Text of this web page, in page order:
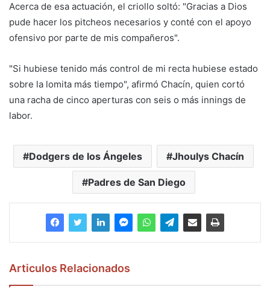
Acerca de esa actuación, el criollo soltó: "Gracias a Dios
pude hacer los pitcheos necesarios y conté con el apoyo
ofensivo por parte de mis compañeros".
"Si hubiese tenido más control de mi recta hubiese estado
sobre la lomita más tiempo", afirmó Chacín, quien cortó
una racha de cinco aperturas con seis o más innings de
labor.
Dodgers de los Ángeles Jhoulys Chacín
Padres de San Diego
Articulos Relacionados